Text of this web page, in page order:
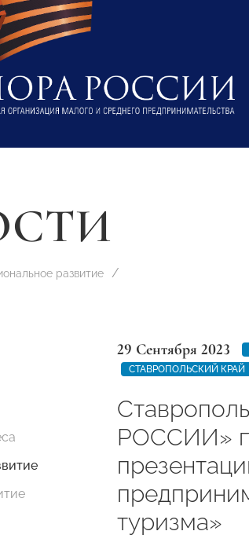
развитие
29 Сентября 2023
СТАВРОПОЛЬСКИЙ КРАЙ
РОССИИ»
туризма»